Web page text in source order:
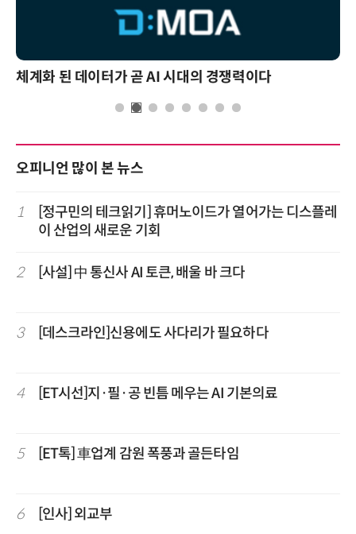
체계화 된 데이터가 곧 AI 시대의 경쟁력이다
오피니언 많이 본 뉴스
1
[정구민의 테크읽기] 휴머노이드가 열어가는 디스플레
이 산업의 새로운 기회
2 [사설] 中 통신사 AI 토큰, 배울 바 크다
3 [데스크라인]신용에도 사다리가 필요하다
4 [ET시선]지·필·공 빈틈 메우는 AI 기본의료
5 [ET톡] 車업계 감원 폭풍과 골든타임
6 [인사] 외교부